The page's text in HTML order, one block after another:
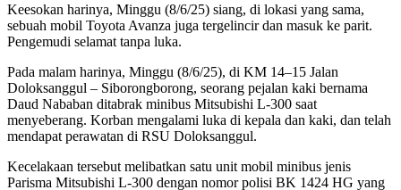
Keesokan harinya, Minggu (8/6/25) siang, di lokasi yang sama,
sebuah mobil Toyota Avanza juga tergelincir dan masuk ke parit.
Pengemudi selamat tanpa luka.
Pada malam harinya, Minggu (8/6/25), di KM 14–15 Jalan
Doloksanggul – Siborongborong, seorang pejalan kaki bernama
Daud Nababan ditabrak minibus Mitsubishi L-300 saat
menyeberang. Korban mengalami luka di kepala dan kaki, dan telah
mendapat perawatan di RSU Doloksanggul.
Kecelakaan tersebut melibatkan satu unit mobil minibus jenis
Parisma Mitsubishi L-300 dengan nomor polisi BK 1424 HG yang